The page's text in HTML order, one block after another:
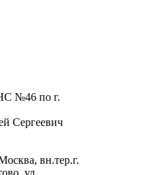
№46 по г.
Сергеевич
вн.тер.г.